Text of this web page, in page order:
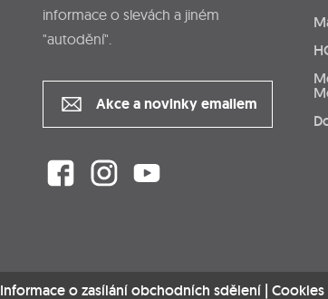
informace o slevách a jiném
"autodění".
Akce a novinky emailem
Informace o zasílání obchodních sdělení | Cookies